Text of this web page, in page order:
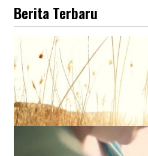
Berita Terbaru